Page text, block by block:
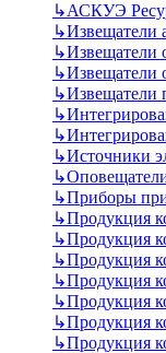
↳АСКУЭ
↳Извещатели
↳Извещатели
↳Извещатели
↳Извещатели
↳
↳
↳Источники
↳
↳Приборы
↳Продукция
↳Продукция
↳Продукция
↳Продукция
↳Продукция
↳Продукция
↳Продукция